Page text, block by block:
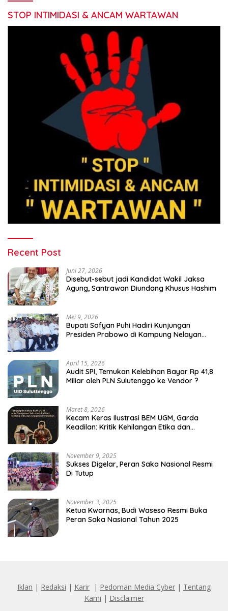
STOP INTIMIDASI & ANCAM WARTAWAN
Recent Post
Juni 27, 2026
Disebut-sebut jadi Kandidat Wakil Jaksa
Agung, Santrawan Diundang Khusus Hashim
Mei 9, 2026
Bupati Sofyan Puhi Hadiri Kunjungan
Presiden Prabowo di Kampung Nelayan
April 15, 2026
Audit SPI, Temukan Kelebihan Bayar Rp 41,8
Miliar oleh PLN Sulutenggo ke Vendor ?
Maret 8, 2026
Kecam Keras Ilustrasi BEM UGM, Garda
Keadilan: Kritik Kehilangan Etika dan
November 9, 2025
Sukses Digelar, Peran Saka Nasional Resmi
Di Tutup
November 3, 2025
Ketua Kwarnas, Budi Waseso Resmi Buka
Peran Saka Nasional Tahun 2025
Iklan | Redaksi | Karir | Pedoman Media Cyber | Tentang
Kami | Disclaimer